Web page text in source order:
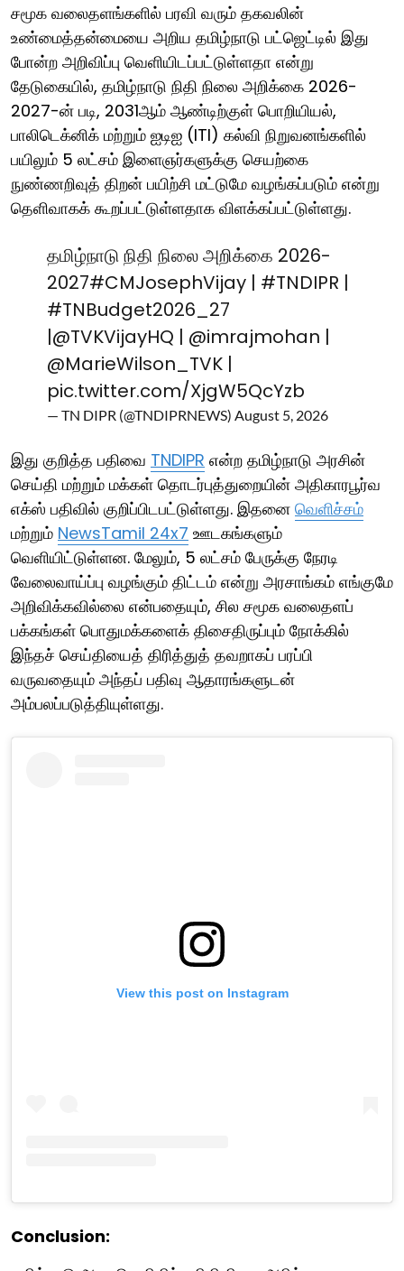
சமூக வலைதளங்களில் பரவி வரும் தகவலின்
உண்மைத்தன்மையை அறிய தமிழ்நாடு பட்ஜெட்டில் இது
போன்ற அறிவிப்பு வெளியிடப்பட்டுள்ளதா என்று
தேடுகையில், தமிழ்நாடு நிதி நிலை அறிக்கை 2026-
2027-ன் படி, 2031ஆம் ஆண்டிற்குள் பொறியியல்,
பாலிடெக்னிக் மற்றும் ஐடிஐ (ITI) கல்வி நிறுவனங்களில்
பயிலும் 5 லட்சம் இளைஞர்களுக்கு செயற்கை
நுண்ணறிவுத் திறன் பயிற்சி மட்டுமே வழங்கப்படும் என்று
தெளிவாகக் கூறப்பட்டுள்ளதாக விளக்கப்பட்டுள்ளது.
தமிழ்நாடு நிதி நிலை அறிக்கை 2026-
2027#CMJosephVijay | #TNDIPR |
#TNBudget2026_27
|@TVKVijayHQ | @imrajmohan |
@MarieWilson_TVK |
pic.twitter.com/XjgW5QcYzb
— TN DIPR (@TNDIPRNEWS) August 5, 2026
இது குறித்த பதிவை TNDIPR என்ற தமிழ்நாடு அரசின்
செய்தி மற்றும் மக்கள் தொடர்புத்துறையின் அதிகாரபூர்வ
எக்ஸ் பதிவில் குறிப்பிடபட்டுள்ளது. இதனை வெளிச்சம்
மற்றும் NewsTamil 24x7 ஊடகங்களும்
வெளியிட்டுள்ளன. மேலும், 5 லட்சம் பேருக்கு நேரடி
வேலைவாய்ப்பு வழங்கும் திட்டம் என்று அரசாங்கம் எங்குமே
அறிவிக்கவில்லை என்பதையும், சில சமூக வலைதளப்
பக்கங்கள் பொதுமக்களைக் திசைதிருப்பும் நோக்கில்
இந்தச் செய்தியைத் திரித்துத் தவறாகப் பரப்பி
வருவதையும் அந்தப் பதிவு ஆதாரங்களுடன்
அம்பலப்படுத்தியுள்ளது.
View this post on Instagram
Conclusion: